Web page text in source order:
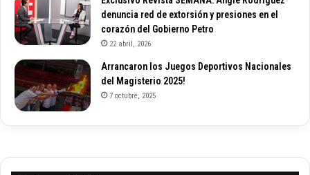
denuncia red de extorsión y presiones en el
corazón del Gobierno Petro
22 abril, 2026
Arrancaron los Juegos Deportivos Nacionales
del Magisterio 2025!
7 octubre, 2025